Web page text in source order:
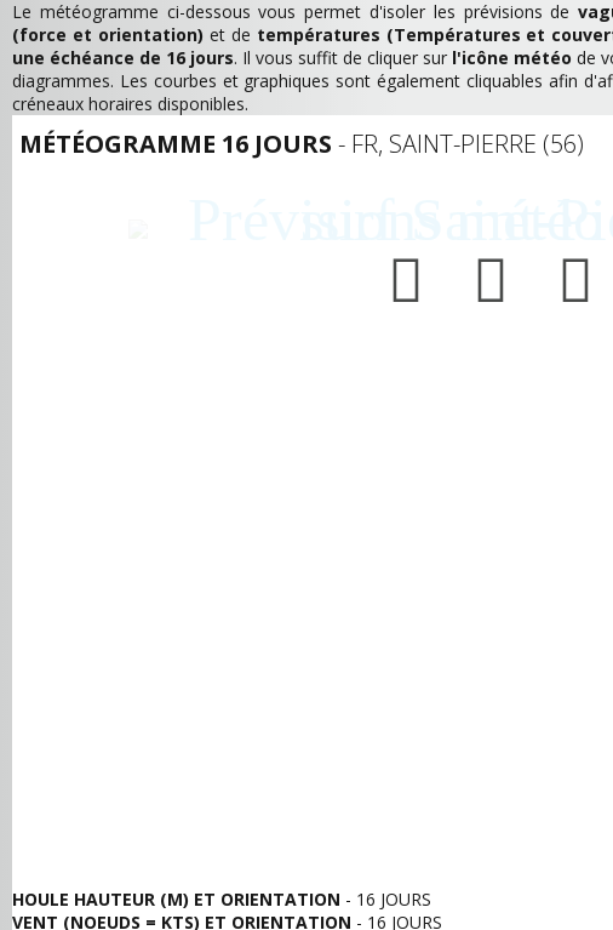
Le météogramme ci-dessous vous permet d'isoler les prévisions de
(force et orientation) et de températures (Températures et
une échéance de 16 jours. Il vous suffit de cliquer sur l'icône météo de
diagrammes. Les courbes et graphiques sont également cliquables afin
créneaux horaires disponibles.
MÉTÉOGRAMME 16 JOURS - FR, SAINT-PIERRE (56)
HOULE HAUTEUR (M) ET ORIENTATION - 16 JOURS
VENT (NOEUDS = KTS) ET ORIENTATION - 16 JOURS